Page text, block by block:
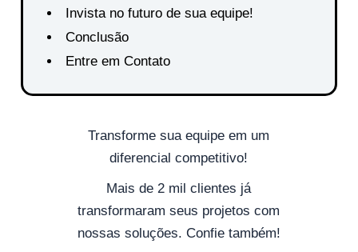
Invista no futuro de sua equipe!
Conclusão
Entre em Contato
Transforme sua equipe em um
diferencial competitivo!
Mais de 2 mil clientes já
transformaram seus projetos com
nossas soluções. Confie também!